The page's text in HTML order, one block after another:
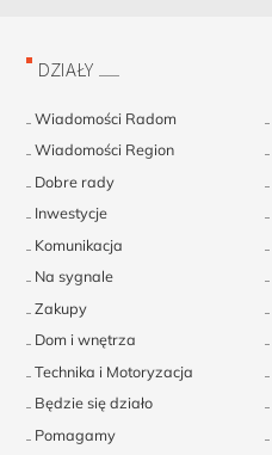
DZIAŁY
Wiadomości Radom
Wiadomości Region
Dobre rady
Inwestycje
Komunikacja
Na sygnale
Zakupy
Dom i wnętrza
Technika i Motoryzacja
Będzie się działo
Pomagamy